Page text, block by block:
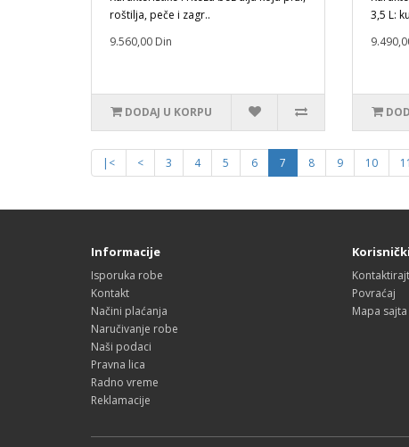
roštilja, peče i zagr..
9.560,00 Din
DODAJ U KORPU
3,5 L:
|< < 3 4 5 6 7 8 9 10 11
Informacije
Isporuka robe
Kontakt
Načini plaćanja
Naručivanje robe
Naši podaci
Pravna lica
Radno vreme
Reklamacije
Povraćaj
Mapa sajta